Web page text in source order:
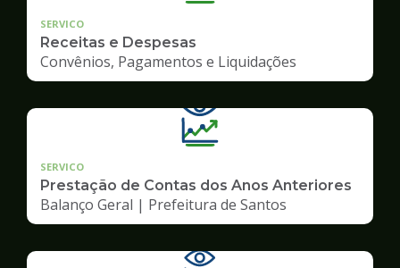
SERVICO
Receitas e Despesas
Convênios, Pagamentos e Liquidações
SERVICO
Prestação de Contas dos Anos Anteriores
Balanço Geral | Prefeitura de Santos